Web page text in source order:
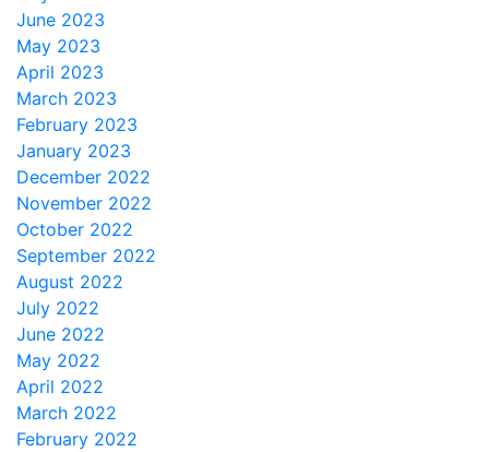
June 2023
May 2023
April 2023
March 2023
February 2023
January 2023
December 2022
November 2022
October 2022
September 2022
August 2022
July 2022
June 2022
May 2022
April 2022
March 2022
February 2022